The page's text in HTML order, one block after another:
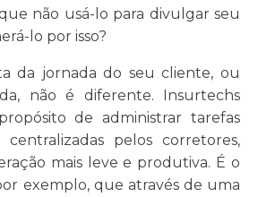
não usá-lo para divulgar seu
lo por isso?
da jornada do seu cliente, ou
não é diferente. Insurtechs
de administrar tarefas
pelos corretores,
mais leve e produtiva. É o
exemplo, que através de uma